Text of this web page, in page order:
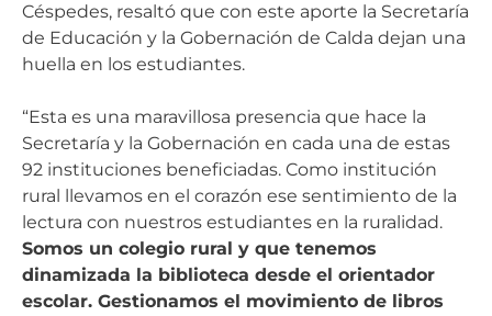
Céspedes, resaltó que con este aporte la Secretaría
de Educación y la Gobernación de Calda dejan una
huella en los estudiantes.
“Esta es una maravillosa presencia que hace la
Secretaría y la Gobernación en cada una de estas
92 instituciones beneficiadas. Como institución
rural llevamos en el corazón ese sentimiento de la
lectura con nuestros estudiantes en la ruralidad.
Somos un colegio rural y que tenemos
dinamizada la biblioteca desde el orientador
escolar. Gestionamos el movimiento de libros